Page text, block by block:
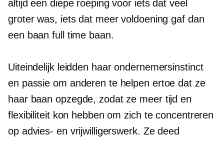
altijd een diepe roeping voor iets dat veel
groter was, iets dat meer voldoening gaf dan
een baanfull time baan.
Uiteindelijk leidden haar ondernemersinstinct
en passie om anderen te helpen ertoe dat ze
haar baan opzegde, zodat ze meer tijd en
flexibiliteit kon hebben om zich te concentreren
op advies- en vrijwilligerswerk. Ze deed